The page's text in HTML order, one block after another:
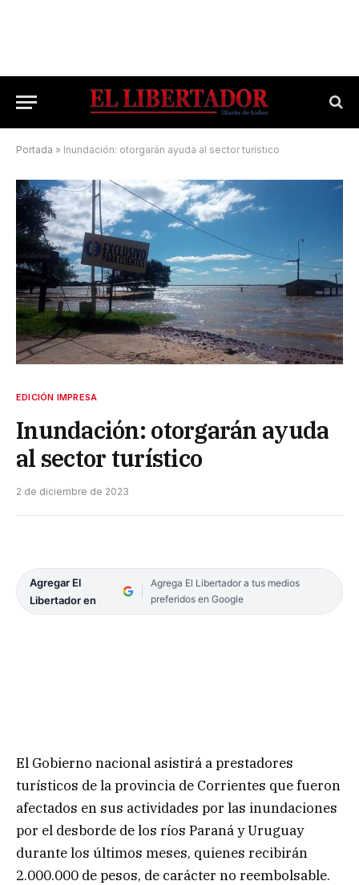
Portada » Inundación: otorgarán ayuda al sector turístico
EDICIÓN IMPRESA
Inundación: otorgarán ayuda
al sector turístico
2 de diciembre de 2023
Agregar El
Libertador en
Agrega El Libertador a tus medios
preferidos en Google
El Gobierno nacional asistirá a prestadores
turísticos de la provincia de Corrientes que fueron
afectados en sus actividades por las inundaciones
por el desborde de los ríos Paraná y Uruguay
durante los últimos meses, quienes recibirán
2.000.000 de pesos, de carácter no reembolsable.